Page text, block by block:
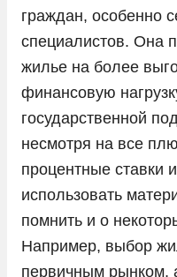
граждан, особенно
специалистов. Она
жилье на более
финансовую
государственной
несмотря на все
процентные ставки
использовать
помнить и о
Например, выбор
первичным рынком,